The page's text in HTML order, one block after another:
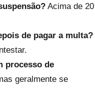
Acima de 20
de pagar a multa?
processo de
geralmente se